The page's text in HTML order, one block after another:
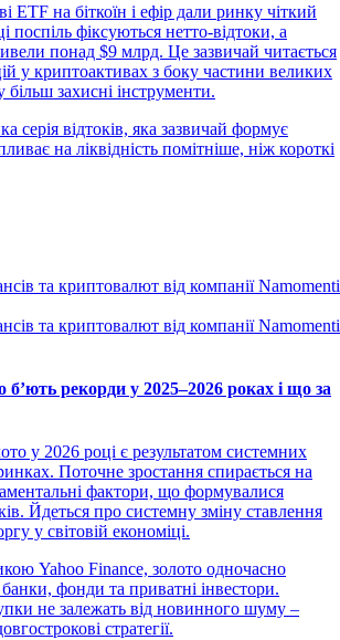
ETF на біткоїн і ефір дали ринку чіткий
поспіль фіксуються нетто-відтоки, а
понад $9 млрд. Це зазвичай читається
у криптоактивах з боку частини великих
більш захисні інструменти.
серія відтоків, яка зазвичай формує
на ліквідність помітніше, ніж короткі
б’ють рекорди у 2025–2026 роках і що за
у 2026 році є результатом системних
Поточне зростання спирається на
фактори, що формувалися
Йдеться про системну зміну ставлення
у світовій економіці.
Yahoo Finance, золото одночасно
фонди та приватні інвестори.
не залежать від новинного шуму –
стратегії.